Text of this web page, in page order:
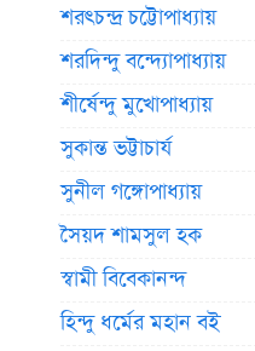
শরৎচন্দ্র চট্টোপাধ্যায়
শরদিন্দু বন্দ্যোপাধ্যায়
শীর্ষেন্দু মুখোপাধ্যায়
সুকান্ত ভট্টাচার্য
সুনীল গঙ্গোপাধ্যায়
সৈয়দ শামসুল হক
স্বামী বিবেকানন্দ
হিন্দু ধর্মের মহান বই